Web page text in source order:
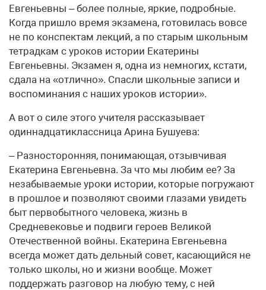
Евгеньевны – более полные, яркие, подробные.
Когда пришло время экзамена, готовилась вовсе
не по конспектам лекций, а по старым школьным
тетрадкам с уроков истории Екатерины
Евгеньевны. Экзамен я, одна из немногих, кстати,
сдала на «отлично». Спасли школьные записи и
воспоминания с наших уроков истории».
А вот о силе этого учителя рассказывает
одиннадцатиклассница Арина Бушуева:
– Разносторонняя, понимающая, отзывчивая
Екатерина Евгеньевна. За что мы любим ее? За
незабываемые уроки истории, которые погружают
в прошлое и позволяют своими глазами увидеть
быт первобытного человека, жизнь в
Средневековье и подвиги героев Великой
Отечественной войны. Екатерина Евгеньевна
всегда может дать дельный совет, касающийся не
только школы, но и жизни вообще. Может
поддержать разговор на любую тему, с ней